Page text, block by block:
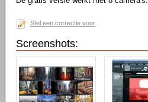
Stel een correctie voor
Screenshots: